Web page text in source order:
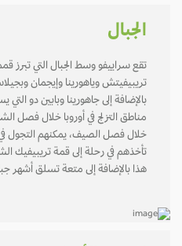
الجبال
تقع سراييفو وسط الجبال التي تبرز
تريبيفيتش وياهورينا وإيجمان
بالإضافة إلى جاهورينا وبابين دو التي
مناطق التزلج في أوروبا خلال فصل
خلال فصل الصيف، يمكنهم التجول في
تأخذهم في رحلة إلى قمة تريبيفيك
هذا بالإضافة إلى متعة تسلق أشهر جبل